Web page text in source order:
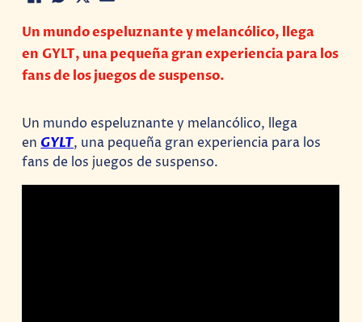
Un mundo espeluznante y melancólico, llega
en GYLT, una pequeña gran experiencia para los
fans de los juegos de suspenso.
Un mundo espeluznante y melancólico, llega
en GYLT, una pequeña gran experiencia para los
fans de los juegos de suspenso.